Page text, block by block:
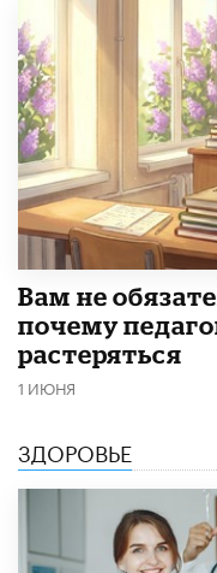
​Вам не
почему
растеряться
1 ИЮНЯ
ЗДОРОВЬЕ